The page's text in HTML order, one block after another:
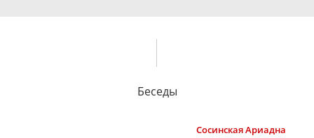
Беседы
СосинскаяАриадна